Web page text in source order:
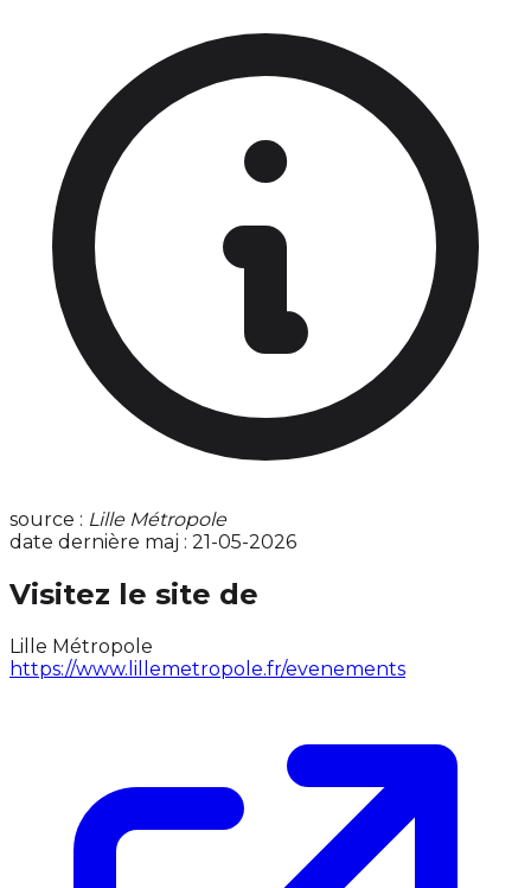
source : Lille Métropole
date dernière maj : 21-05-2026
Visitez le site de
Lille Métropole
https://www.lillemetropole.fr/evenements